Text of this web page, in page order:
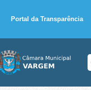
Portal da Transparência